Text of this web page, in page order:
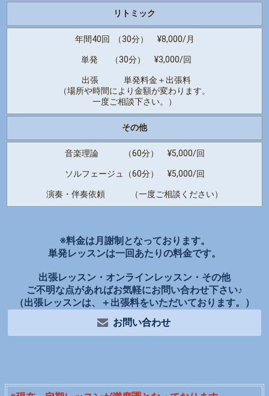
リトミック
年間40回 （30分） ¥8,000/月
単発 （30分） ¥3,000/回
出張 単発料金＋出張料
（場所や時間により金額が変わります。
一度ご相談下さい。）
その他
音楽理論 （60分） ¥5,000/回
ソルフェージュ（60分） ¥5,000/回
演奏・伴奏依頼 （一度ご相談ください）
※料金は月謝制となっております。
単発レッスンは一回あたりの料金です。
出張レッスン・オンラインレッスン・その他
ご不明な点があればお気軽にお問い合わせ下さい♪
（出張レッスンは、＋出張料をいただいております。）
お問い合わせ